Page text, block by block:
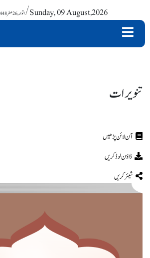
اتوار , 26 صفر 1448 ہجری (مدینہ منورہ)/ Sunday, 09 August,2026
تنویرات
ڈاؤن لوڈ کریں
شیئر کریں